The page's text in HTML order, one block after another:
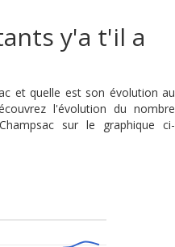
y'a t'il a
et quelle est son évolution au
l'évolution du nombre
sur le graphique ci-